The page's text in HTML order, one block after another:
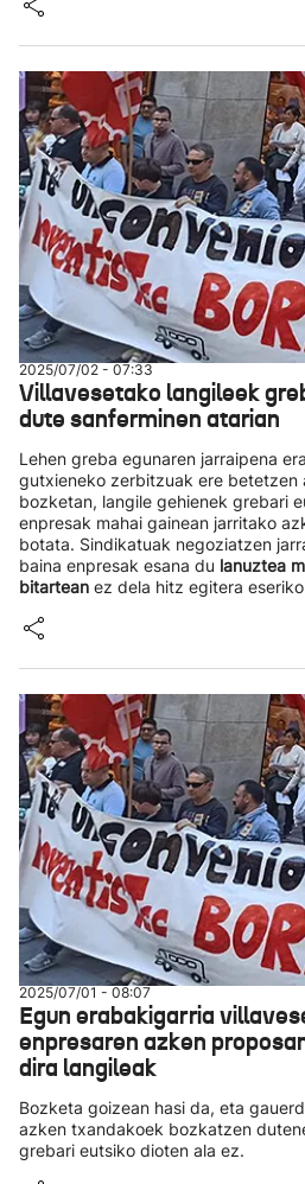
2025/07/02 - 07:33
Villavesetako langileek
dute sanferminen atarian
Lehen greba egunaren jarraipena
gutxieneko zerbitzuak ere betetzen
bozketan, langile gehienek grebari
enpresak mahai gainean jarritako
botata. Sindikatuak negoziatzen
baina enpresak esana du lanuztea
bitartean ez dela hitz egitera
2025/07/01 - 08:07
Egun erabakigarria
enpresaren azken
dira langileak
Bozketa goizean hasi da, eta
azken txandakoek bozkatzen
grebari eutsiko dioten ala ez.